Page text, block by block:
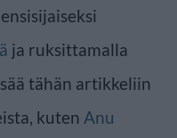
ja ruksittamalla
tähän artikkeliin
kuten Anu